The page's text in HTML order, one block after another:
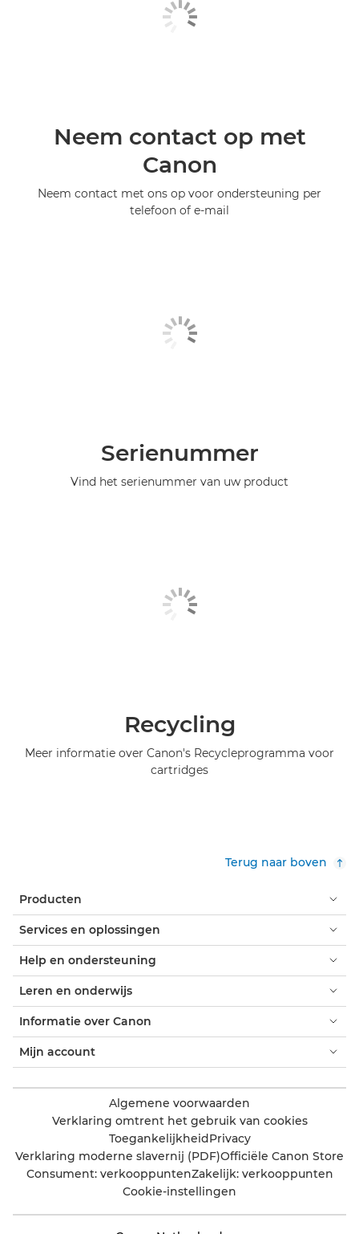
Neem contact op met
Canon
Neem contact met ons op voor ondersteuning per
telefoon of e-mail
Serienummer
Vind het serienummer van uw product
Recycling
Meer informatie over Canon's Recycleprogramma voor
cartridges
Terug naar boven
Producten
Services en oplossingen
Help en ondersteuning
Leren en onderwijs
Informatie over Canon
Mijn account
Algemene voorwaarden
Verklaring omtrent het gebruik van cookies
ToegankelijkheidPrivacy
Verklaring moderne slavernij (PDF)Officiële Canon Store
Consument: verkooppuntenZakelijk: verkooppunten
Cookie-instellingen